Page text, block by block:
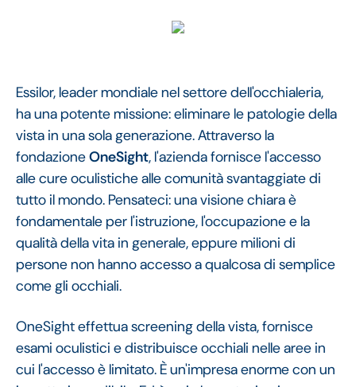
Essilor, leader mondiale nel settore dell'occhialeria,
ha una potente missione: eliminare le patologie della
vista in una sola generazione. Attraverso la
fondazioneOneSight, l'azienda fornisce l'accesso
alle cure oculistiche alle comunità svantaggiate di
tutto il mondo. Pensateci: una visione chiara è
fondamentale per l'istruzione, l'occupazione e la
qualità della vita in generale, eppure milioni di
persone non hanno accesso a qualcosa di semplice
come gli occhiali.
OneSight effettua screening della vista, fornisce
esami oculistici e distribuisce occhiali nelle aree in
cui l'accesso è limitato. È un'impresa enorme con un